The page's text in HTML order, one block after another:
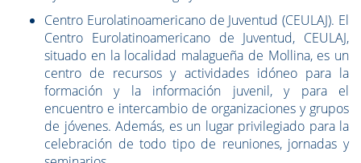
Centro Eurolatinoamericano de Juventud (CEULAJ). El
Centro Eurolatinoamericano de Juventud, CEULAJ,
situado en la localidad malagueña de Mollina, es un
centro de recursos y actividades idóneo para la
formación y la información juvenil, y para el
encuentro e intercambio de organizaciones y grupos
de jóvenes. Además, es un lugar privilegiado para la
celebración de todo tipo de reuniones, jornadas y